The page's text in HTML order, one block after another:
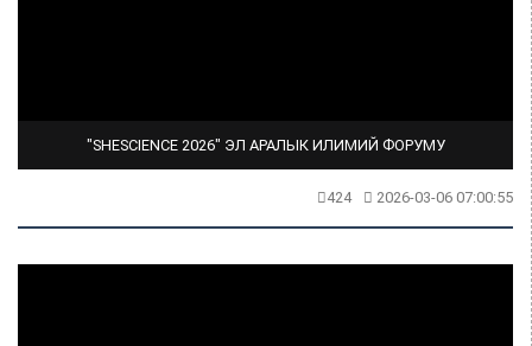
"SHESCIENCE 2026" ЭЛ АРАЛЫК ИЛИМИЙ ФОРУМУ
424 2026-03-06 07:00:55